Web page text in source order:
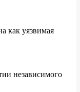
как уязвимая
независимого